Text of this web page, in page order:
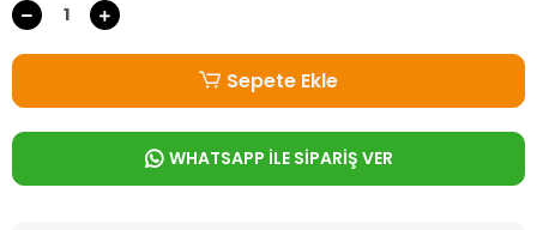
Sepete Ekle
WHATSAPP İLE SİPARİŞ VER